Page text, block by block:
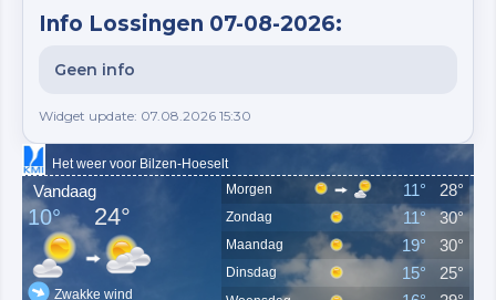
Info Lossingen 07-08-2026:
Geen info
Widget update: 07.08.2026 15:30